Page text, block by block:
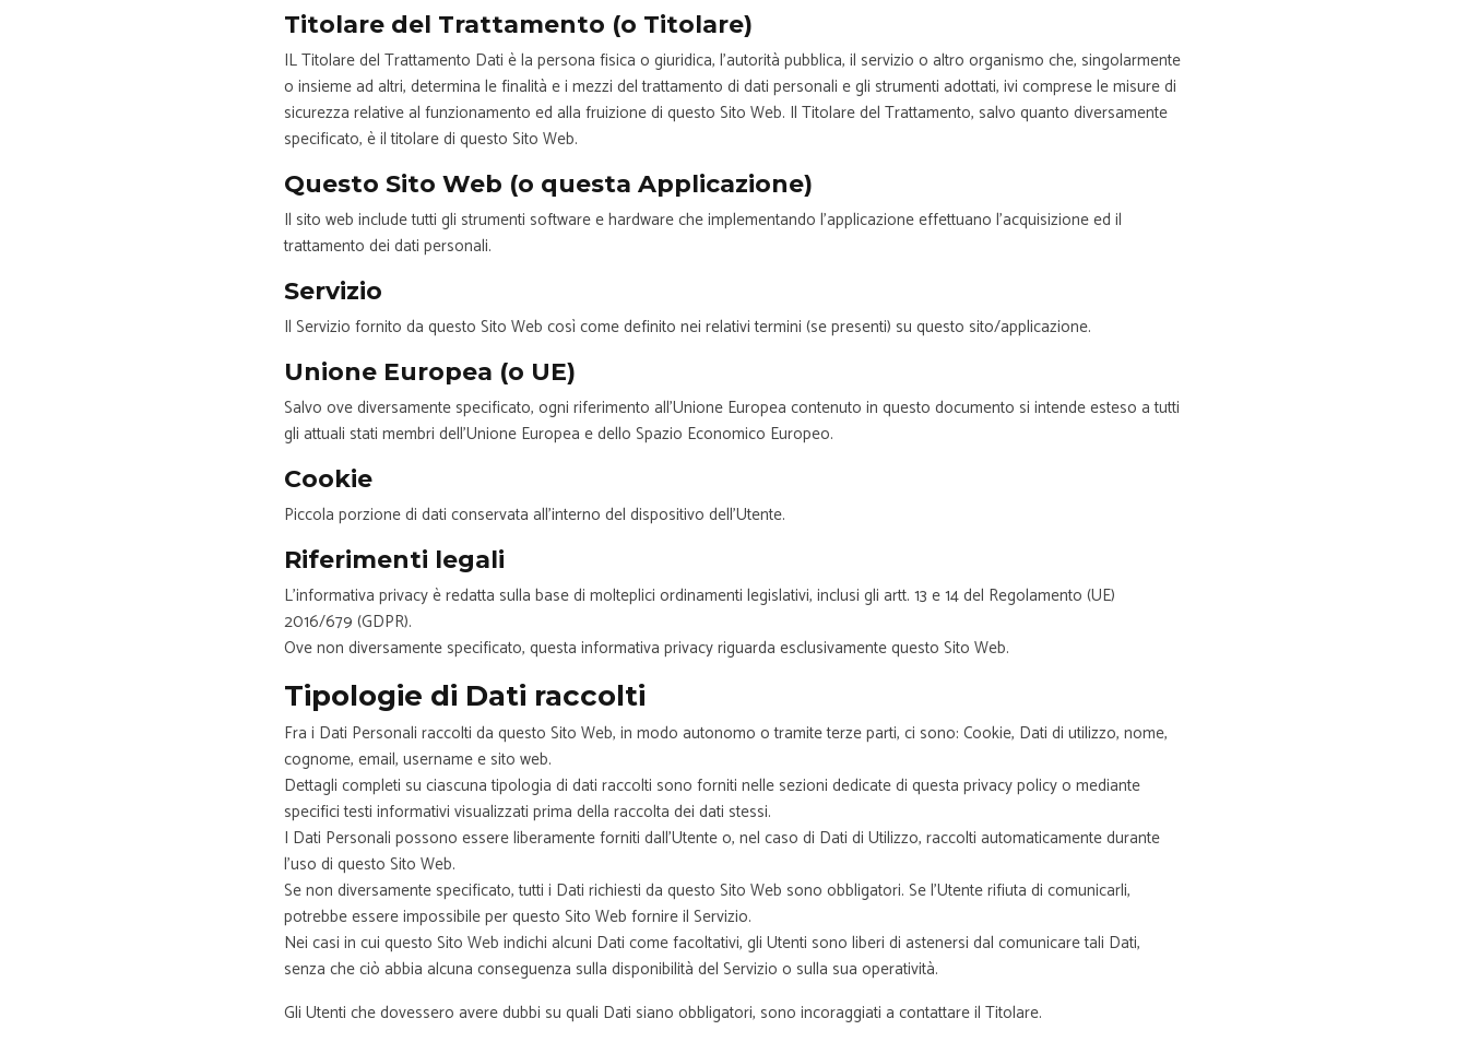
Titolare del Trattamento (o Titolare)
IL Titolare del Trattamento Dati è la persona fisica o giuridica, l’autorità pubblica, il servizio o altro organismo che, singolarmente
o insieme ad altri, determina le finalità e i mezzi del trattamento di dati personali e gli strumenti adottati, ivi comprese le misure di
sicurezza relative al funzionamento ed alla fruizione di questo Sito Web. Il Titolare del Trattamento, salvo quanto diversamente
specificato, è il titolare di questo Sito Web.
Questo Sito Web (o questa Applicazione)
Il sito web include tutti gli strumenti software e hardware che implementando l’applicazione effettuano l’acquisizione ed il
trattamento dei dati personali.
Servizio
Il Servizio fornito da questo Sito Web così come definito nei relativi termini (se presenti) su questo sito/applicazione.
Unione Europea (o UE)
Salvo ove diversamente specificato, ogni riferimento all’Unione Europea contenuto in questo documento si intende esteso a tutti
gli attuali stati membri dell’Unione Europea e dello Spazio Economico Europeo.
Cookie
Piccola porzione di dati conservata all’interno del dispositivo dell’Utente.
Riferimenti legali
L’informativa privacy è redatta sulla base di molteplici ordinamenti legislativi, inclusi gli artt. 13 e 14 del Regolamento (UE)
2016/679 (GDPR).
Ove non diversamente specificato, questa informativa privacy riguarda esclusivamente questo Sito Web.
Tipologie di Dati raccolti
Fra i Dati Personali raccolti da questo Sito Web, in modo autonomo o tramite terze parti, ci sono: Cookie, Dati di utilizzo, nome,
cognome, email, username e sito web.
Dettagli completi su ciascuna tipologia di dati raccolti sono forniti nelle sezioni dedicate di questa privacy policy o mediante
specifici testi informativi visualizzati prima della raccolta dei dati stessi.
I Dati Personali possono essere liberamente forniti dall’Utente o, nel caso di Dati di Utilizzo, raccolti automaticamente durante
l’uso di questo Sito Web.
Se non diversamente specificato, tutti i Dati richiesti da questo Sito Web sono obbligatori. Se l’Utente rifiuta di comunicarli,
potrebbe essere impossibile per questo Sito Web fornire il Servizio.
Nei casi in cui questo Sito Web indichi alcuni Dati come facoltativi, gli Utenti sono liberi di astenersi dal comunicare tali Dati,
senza che ciò abbia alcuna conseguenza sulla disponibilità del Servizio o sulla sua operatività.
Gli Utenti che dovessero avere dubbi su quali Dati siano obbligatori, sono incoraggiati a contattare il Titolare.